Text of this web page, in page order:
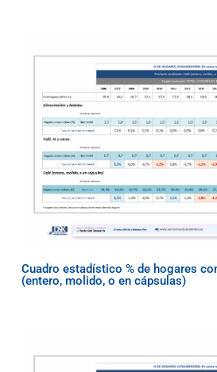
Cuadro estadístico % de hogares
(entero, molido, o en cápsulas)